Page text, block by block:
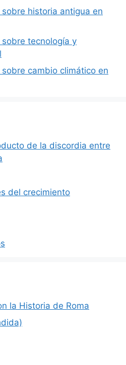
historia antigua en
tecnología y
cambio climático en
de la discordia entre
del crecimiento
la Historia de Roma